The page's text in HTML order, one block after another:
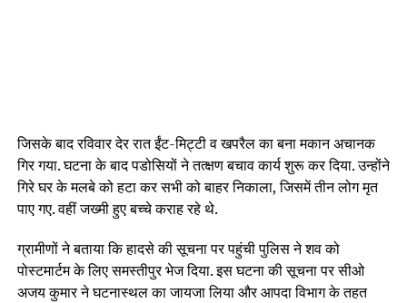
जिसके बाद रविवार देर रात ईंट-मिट्टी व खपरैल का बना मकान अचानक
गिर गया. घटना के बाद पडोसियों ने तत्क्षण बचाव कार्य शुरू कर दिया. उन्होंने
गिरे घर के मलबे को हटा कर सभी को बाहर निकाला, जिसमें तीन लोग मृत
पाए गए. वहीं जख्मी हुए बच्चे कराह रहे थे.
ग्रामीणों ने बताया कि हादसे की सूचना पर पहुंची पुलिस ने शव को
पोस्टमार्टम के लिए समस्तीपुर भेज दिया. इस घटना की सूचना पर सीओ
अजय कुमार ने घटनास्थल का जायजा लिया और आपदा विभाग के तहत